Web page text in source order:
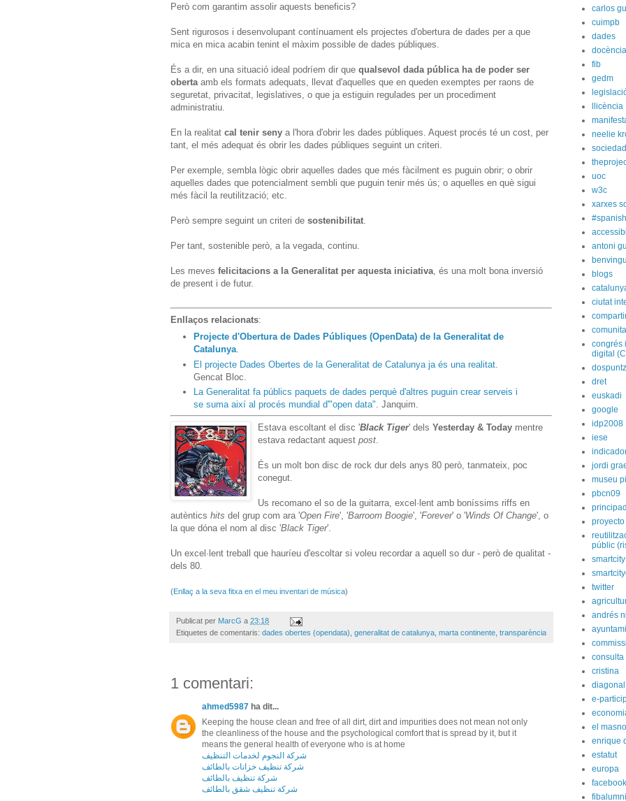
Però com garantim assolir aquests beneficis?
Sent rigurosos i desenvolupant contínuament els projectes d'obertura de dades per a que
mica en mica acabin tenint el màxim possible de dades públiques.
És a dir, en una situació ideal podríem dir que qualsevol dada pública ha de poder ser
oberta amb els formats adequats, llevat d'aquelles que en queden exemptes per raons de
seguretat, privacitat, legislatives, o que ja estiguin regulades per un procediment
administratiu.
En la realitat cal tenir seny a l'hora d'obrir les dades públiques. Aquest procés té un cost, per
tant, el més adequat és obrir les dades públiques seguint un criteri.
Per exemple, sembla lògic obrir aquelles dades que més fàcilment es puguin obrir; o obrir
aquelles dades que potencialment sembli que puguin tenir més ús; o aquelles en què sigui
més fàcil la reutilització; etc.
Però sempre seguint un criteri de sostenibilitat.
Per tant, sostenible però, a la vegada, continu.
Les meves felicitacions a la Generalitat per aquesta iniciativa, és una molt bona inversió
de present i de futur.
Enllaços relacionats:
Projecte d'Obertura de Dades Públiques (OpenData) de la Generalitat de
Catalunya.
El projecte Dades Obertes de la Generalitat de Catalunya ja és una realitat
Gencat Bloc.
La Generalitat fa públics paquets de dades perquè d'altres puguin crear serveis i
se suma així al procés mundial d'"open data" . Janquim.
Estava escoltant el disc 'Black Tiger' dels Yesterday & Today mentre
estava redactant aquest post.
És un molt bon disc de rock dur dels anys 80 però, tanmateix, poc
conegut.
Us recomano el so de la guitarra, excel·lent amb boníssims riffs en
autèntics hits del grup com ara 'Open Fire', 'Barroom Boogie', 'Forever' o 'Winds Of Change', o
la que dóna el nom al disc 'Black Tiger'.
Un excel·lent treball que hauríeu d'escoltar si voleu recordar a aquell so dur - però de qualitat -
dels 80.
(Enllaç a la seva fitxa en el meu inventari de música)
Publicat per MarcG a 23:18
Etiquetes de comentaris: dades obertes (opendata) generalitat de catalunya marta continente transparència
1 comentari:
ahmed5987 ha dit...
Keeping the house clean and free of all dirt, dirt and impurities does not mean not only
the cleanliness of the house and the psychological comfort that is spread by it, but it
means the general health of everyone who is at home
شركة النجوم لخدمات التنظيف
شركة تنظيف خزانات بالطائف
شركة تنظيف بالطائف
شركة تنظيف شقق بالطائف
carlos
cuimpb
dades
docència
fib
gedm
llicència
neelie
uoc
w3c
xarxes
antoni
blogs
ciutat
congrés
digital
dret
euskadi
google
idp2008
iese
jordi
museu
pbcn09
públic
smartcity
twitter
andrés
consulta
cristina
diagonal
e-
el
enrique
estatut
europa
facebook
fibalumni